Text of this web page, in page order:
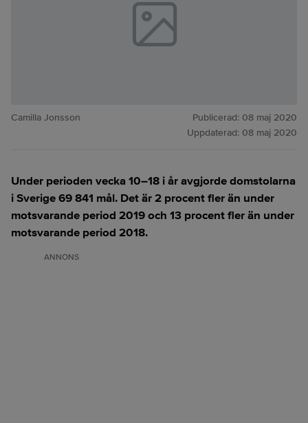
Camilla Jonsson Publicerad: 08 maj 2020
Uppdaterad: 08 maj 2020
Under perioden vecka 10–18 i år avgjorde domstolarna
i Sverige 69 841 mål. Det är 2 procent fler än under
motsvarande period 2019 och 13 procent fler än under
motsvarande period 2018.
ANNONS